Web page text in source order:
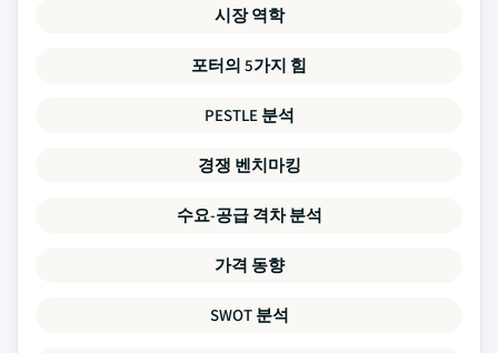
시장 역학
포터의 5가지 힘
PESTLE 분석
경쟁 벤치마킹
수요-공급 격차 분석
가격 동향
SWOT 분석